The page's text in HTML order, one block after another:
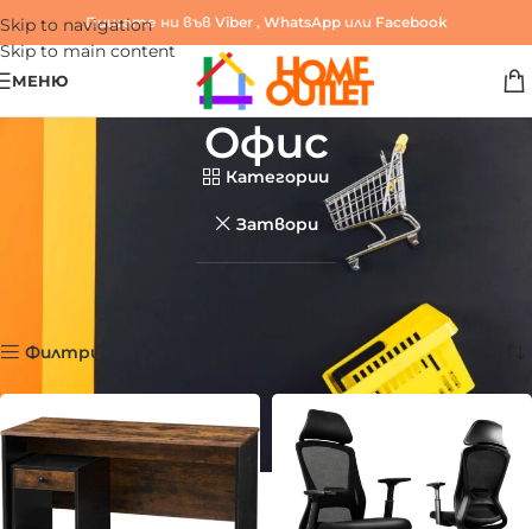
Skip to navigation
Skip to main content
Пишете ни във Viber , WhatsAppили Facebook
МЕНЮ
Офис
Категории
Затвори
Офис
Филтри